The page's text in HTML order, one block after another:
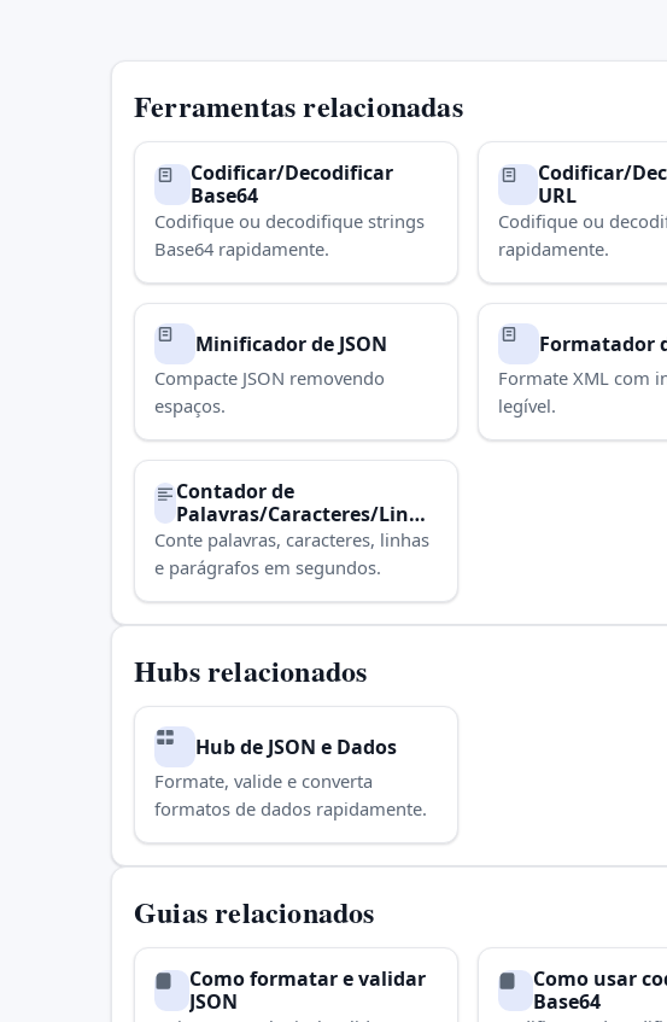
Ferramentas relacionadas
Codificar/Decodificar
Base64
Codifique ou decodifique strings
Base64 rapidamente.
Codificar/
URL
Codifique ou
rapidamente.
Minificador de JSON
Compacte JSON removendo
espaços.
Formatador
Formate XML com
legível.
Contador de
Palavras/Caracteres/Linha
s/Parágrafos
Conte palavras, caracteres, linhas
e parágrafos em segundos.
Hubs relacionados
Hub de JSON e Dados
Formate, valide e converta
formatos de dados rapidamente.
Guias relacionados
Como formatar e validar
JSON
Como usar
Base64